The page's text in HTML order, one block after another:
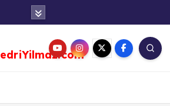
BedriYilmaz.com